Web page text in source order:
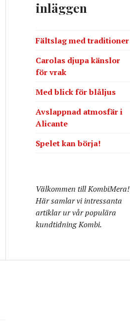
e
inläggen
Fältslag med traditioner
Carolas djupa känslor
för vrak
Med blick för blåljus
Avslappnad atmosfär i
Alicante
Spelet kan börja!
Välkommen till KombiMera!
Här samlar vi intressanta
artiklar ur vår populära
kundtidning Kombi.